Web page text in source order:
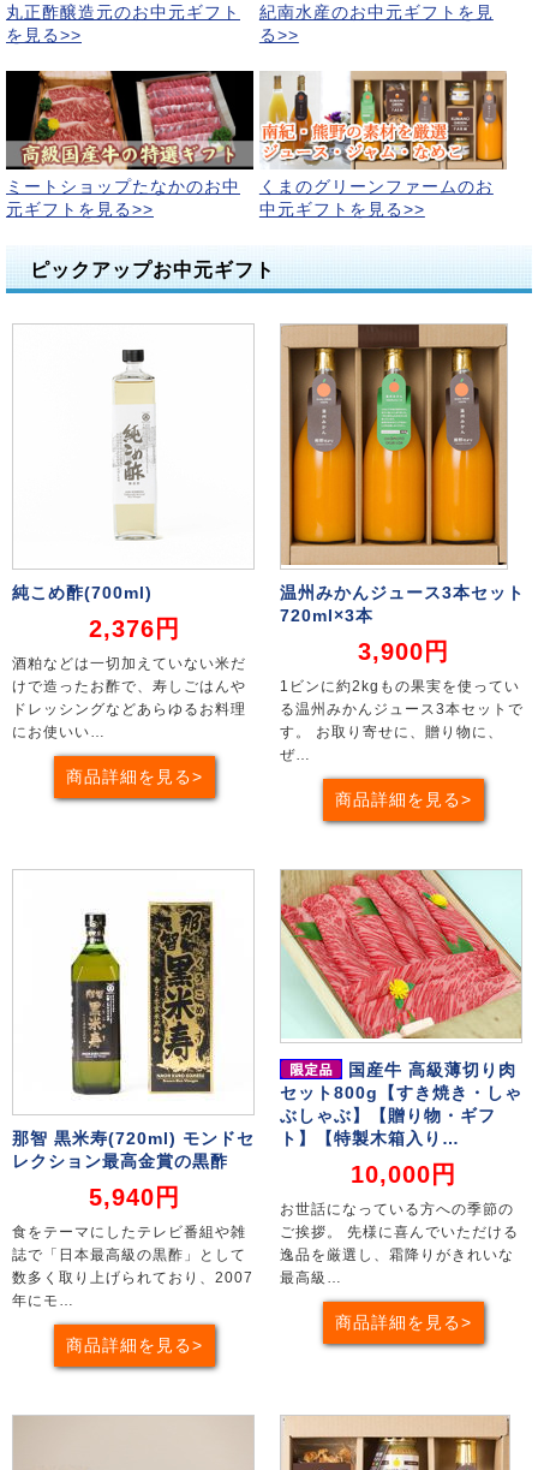
丸正酢醸造元のお中元ギフト
を見る>>
紀南水産のお中元ギフトを見
る>>
ミートショップたなかのお中
元ギフトを見る>>
くまのグリーンファームのお
中元ギフトを見る>>
ピックアップお中元ギフト
純こめ酢(700ml)
2,376円
酒粕などは一切加えていない米だ
けで造ったお酢で、寿しごはんや
ドレッシングなどあらゆるお料理
にお使いい…
商品詳細を見る
温州みかんジュース3本セット
720ml×3本
3,900円
1ビンに約2kgもの果実を使ってい
る温州みかんジュース3本セットで
す。 お取り寄せに、贈り物に、
ぜ…
商品詳細を見る
那智 黒米寿(720ml) モンドセ
レクション最高金賞の黒酢
5,940円
食をテーマにしたテレビ番組や雑
誌で「日本最高級の黒酢」として
数多く取り上げられており、2007
年にモ…
商品詳細を見る
国産牛 高級薄切り肉
セット800g【すき焼き・しゃ
ぶしゃぶ】【贈り物・ギフ
ト】【特製木箱入り…
10,000円
お世話になっている方への季節の
ご挨拶。 先様に喜んでいただける
逸品を厳選し、霜降りがきれいな
最高級…
商品詳細を見る